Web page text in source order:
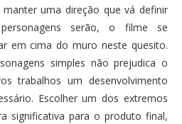
uma direção que vá definir
serão, o filme se
em cima do muro neste quesito.
simples não prejudica o
trabalhos um desenvolvimento
Escolher um dos extremos
significativa para o produto final,